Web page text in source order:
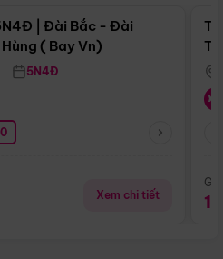
| Đài Bắc - Đài
( Bay Vn)
5N4Đ
Xem chi tiết